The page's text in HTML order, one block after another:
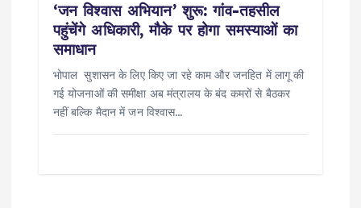
‘जन विश्वास अभियान’ शुरू: गांव-तहसील
पहुंचेंगे अधिकारी, मौके पर होगा समस्याओं का
समाधान
भोपाल सुशासन के लिए किए जा रहे काम और जनहित में लागू की
गई योजनाओं की समीक्षा अब मंत्रालय के बंद कमरों से बैठकर
नहीं बल्कि मैदान में जन विश्वास…